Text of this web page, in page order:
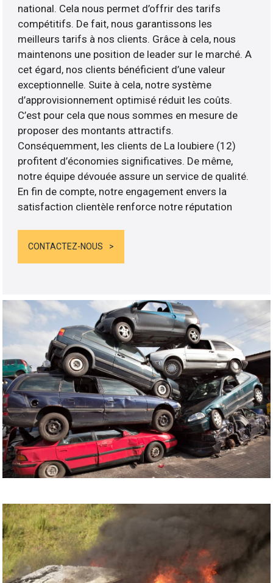
national. Cela nous permet d’offrir des tarifs
compétitifs. De fait, nous garantissons les
meilleurs tarifs à nos clients. Grâce à cela, nous
maintenons une position de leader sur le marché. A
cet égard, nos clients bénéficient d’une valeur
exceptionnelle. Suite à cela, notre système
d’approvisionnement optimisé réduit les coûts.
C’est pour cela que nous sommes en mesure de
proposer des montants attractifs.
Conséquemment, les clients de La loubiere (12)
profitent d’économies significatives. De même,
notre équipe dévouée assure un service de qualité.
En fin de compte, notre engagement envers la
satisfaction clientèle renforce notre réputation
CONTACTEZ-NOUS